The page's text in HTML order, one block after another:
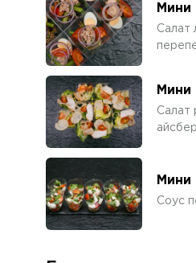
Мини
Салат
Мини
Салат
Мини
Соус